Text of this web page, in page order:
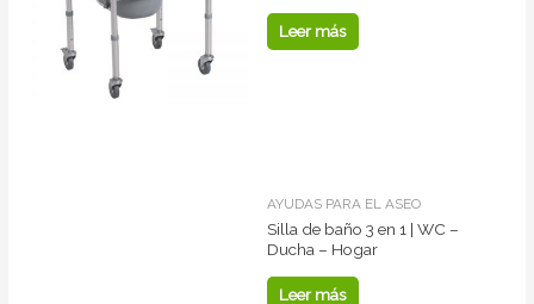
Leer más
AYUDAS PARA EL ASEO
Silla de baño 3 en 1 | WC –
Ducha – Hogar
Leer más